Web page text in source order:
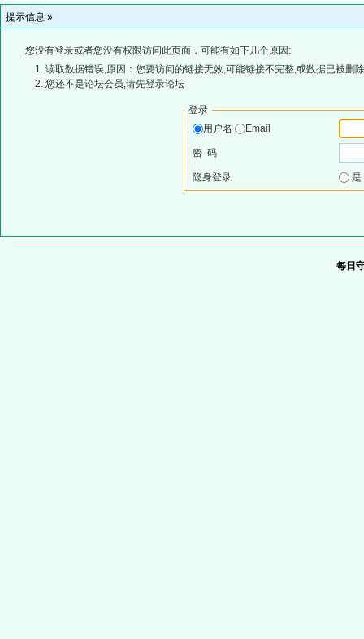
提示信息 »
您没有登录或者您没有权限访问此页面，可能有如下几个原因:
读取数据错误,原因：您要访问的链接无效,可能链接不完整,或数据已被删
您还不是论坛会员,请先登录论坛
登录
用户名
Email
密 码
隐身登录
每日